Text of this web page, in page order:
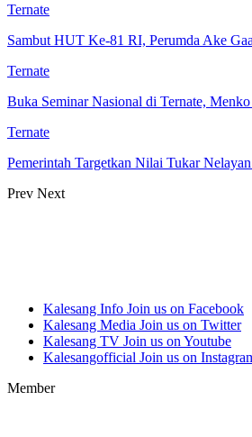
Ternate
Sambut HUT Ke-81 RI, Perumda Ake
Ternate
Buka Seminar Nasional di Ternate,
Ternate
Pemerintah Targetkan Nilai Tukar
Prev Next
Kalesang Info Join us on Facebook
Kalesang Media Join us on Twitter
Kalesang TV Join us on Youtube
Kalesangofficial Join us on
Member